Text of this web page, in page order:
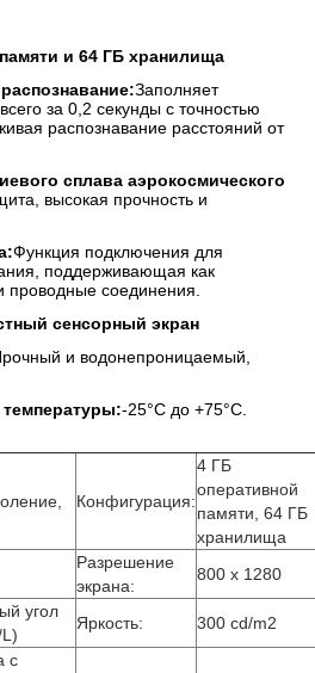
и 64 ГБ хранилища
Заполняет
за 0,2 секунды с точностью
распознавание расстояний от
сплава аэрокосмического
высокая прочность и
Функция подключения для
поддерживающая как
проводные соединения.
сенсорный экран
и водонепроницаемый,
-25°C до +75°C.
Конфигурация:
4 ГБ
оперативной
памяти, 64 ГБ
хранилища
Разрешение
экрана:
800 x 1280
угол
Яркость: 300 cd/m2
с